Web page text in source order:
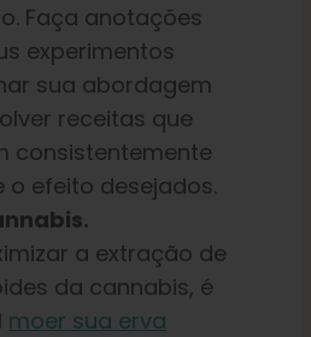
Faça anotações
experimentos
sua abordagem
receitas que
consistentemente
o efeito desejados.
a extração de
da cannabis, é
moer sua erva